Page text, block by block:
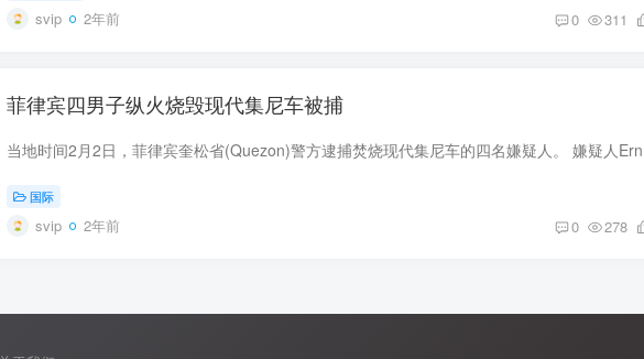
svip 2年前 0 311
菲律宾四男子纵火烧毁现代集尼车被捕
国际
svip 2年前 0 278